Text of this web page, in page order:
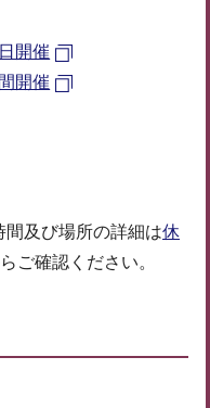
開催
開催
及び場所の詳細は休
ご確認ください。